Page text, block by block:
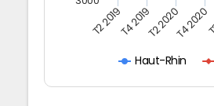
Haut-Rhin
T2 2019T4 2019T2 2020T4 2020